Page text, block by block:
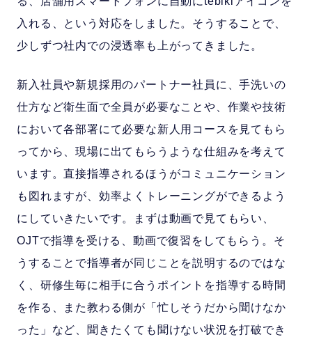
入れる、という対応をしました。そうすることで、
少しずつ社内での浸透率も上がってきました。
新入社員や新規採用のパートナー社員に、手洗いの
仕方など衛生面で全員が必要なことや、作業や技術
において各部署にて必要な新人用コースを見てもら
ってから、現場に出てもらうような仕組みを考えて
います。直接指導されるほうがコミュニケーション
も図れますが、効率よくトレーニングができるよう
にしていきたいです。まずは動画で見てもらい、
OJTで指導を受ける、動画で復習をしてもらう。そ
うすることで指導者が同じことを説明するのではな
く、研修生毎に相手に合うポイントを指導する時間
を作る、また教わる側が「忙しそうだから聞けなか
った」など、聞きたくても聞けない状況を打破でき